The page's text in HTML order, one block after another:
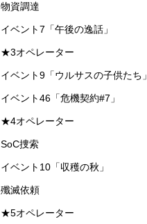
物資調達
イベント7「午後の逸話」
★3オペレーター
イベント9「ウルサスの子供たち」
イベント46「危機契約#7」
★4オペレーター
SoC捜索
イベント10「収穫の秋」
殲滅依頼
★5オペレーター